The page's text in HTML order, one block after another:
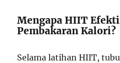
Mengapa HIIT
Pembakaran Kalori?
Selama latihan HIIT,